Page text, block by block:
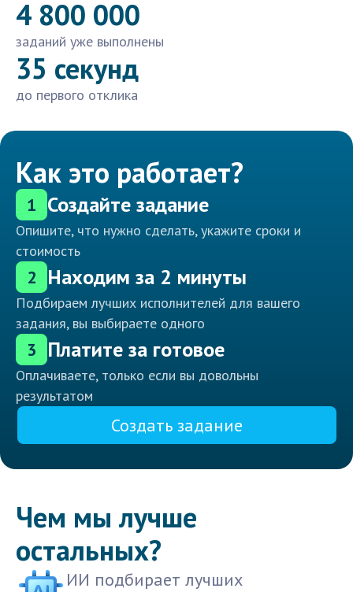
4 800 000
заданий уже выполнены
35 секунд
до первого отклика
Как это работает?
1 Создайте задание
Опишите, что нужно сделать, укажите сроки и
стоимость
2 Находим за 2 минуты
Подбираем лучших исполнителей для вашего
задания, вы выбираете одного
3 Платите за готовое
Оплачиваете, только если вы довольны
результатом
Создать задание
Чем мы лучше
остальных?
ИИ подбирает лучших